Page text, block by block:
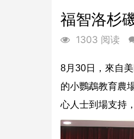
福智洛杉
1303 阅读
8月30日，來自
的小鸚鵡教育農
心人士到場支持